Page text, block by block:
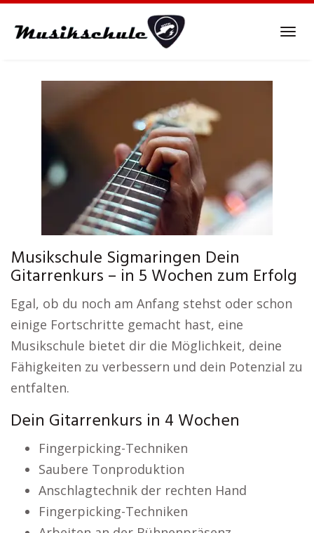
Musikschule Sigmaringen Dein
Gitarrenkurs – in 5 Wochen zum Erfolg
Egal, ob du noch am Anfang stehst oder schon
einige Fortschritte gemacht hast, eine
Musikschule bietet dir die Möglichkeit, deine
Fähigkeiten zu verbessern und dein Potenzial zu
entfalten.
Dein Gitarrenkurs in 4 Wochen
Fingerpicking-Techniken
Saubere Tonproduktion
Anschlagtechnik der rechten Hand
Fingerpicking-Techniken